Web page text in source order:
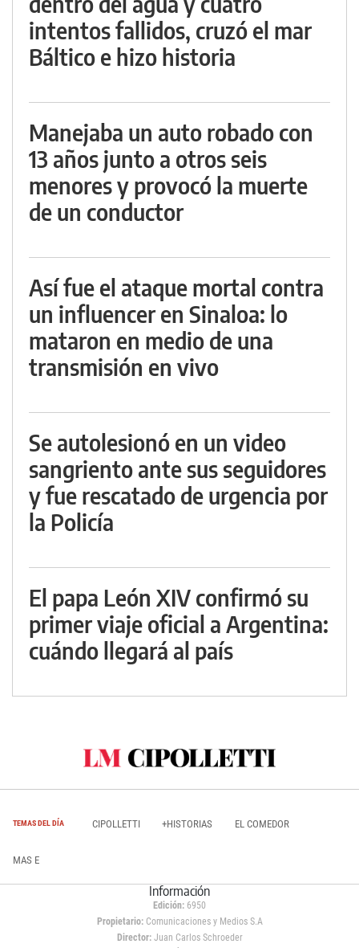
intentos fallidos, cruzó el mar
Báltico e hizo historia
Manejaba un auto robado con
13 años junto a otros seis
menores y provocó la muerte
de un conductor
Así fue el ataque mortal contra
un influencer en Sinaloa: lo
mataron en medio de una
transmisión en vivo
Se autolesionó en un video
sangriento ante sus seguidores
y fue rescatado de urgencia por
la Policía
El papa León XIV confirmó su
primer viaje oficial a Argentina:
cuándo llegará al país
TEMAS DEL DÍA CIPOLLETTI +HISTORIAS EL COMEDOR
MAS E
Información
Edición: 6950
Propietario:Comunicaciones y Medios S.A
Director: Juan Carlos Schroeder